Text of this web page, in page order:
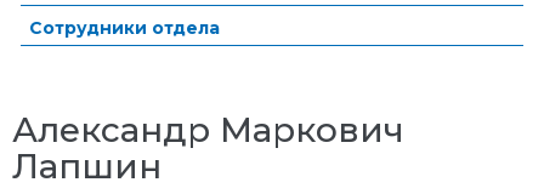
Сотрудники отдела
Александр Маркович
Лапшин